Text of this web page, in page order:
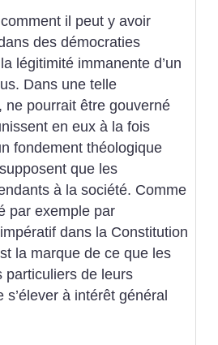
il peut y avoir
des démocraties
légitimité immanente d’un
Dans une telle
ne pourrait être gouverné
en eux à la fois
fondement théologique
que les
à la société. Comme
par exemple par
dans la Constitution
la marque de ce que les
particuliers de leurs
à intérêt général